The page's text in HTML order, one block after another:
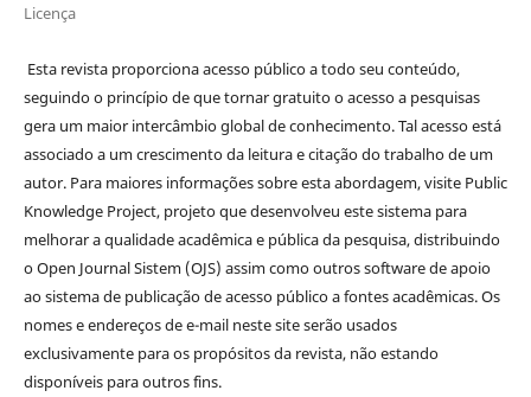
Licença
Esta revista proporciona acesso público a todo seu conteúdo,
seguindo o princípio de que tornar gratuito o acesso a pesquisas
gera um maior intercâmbio global de conhecimento. Tal acesso está
associado a um crescimento da leitura e citação do trabalho de um
autor. Para maiores informações sobre esta abordagem, visite Public
Knowledge Project, projeto que desenvolveu este sistema para
melhorar a qualidade acadêmica e pública da pesquisa, distribuindo
o Open Journal Sistem (OJS) assim como outros software de apoio
ao sistema de publicação de acesso público a fontes acadêmicas. Os
nomes e endereços de e-mail neste site serão usados
exclusivamente para os propósitos da revista, não estando
disponíveis para outros fins.